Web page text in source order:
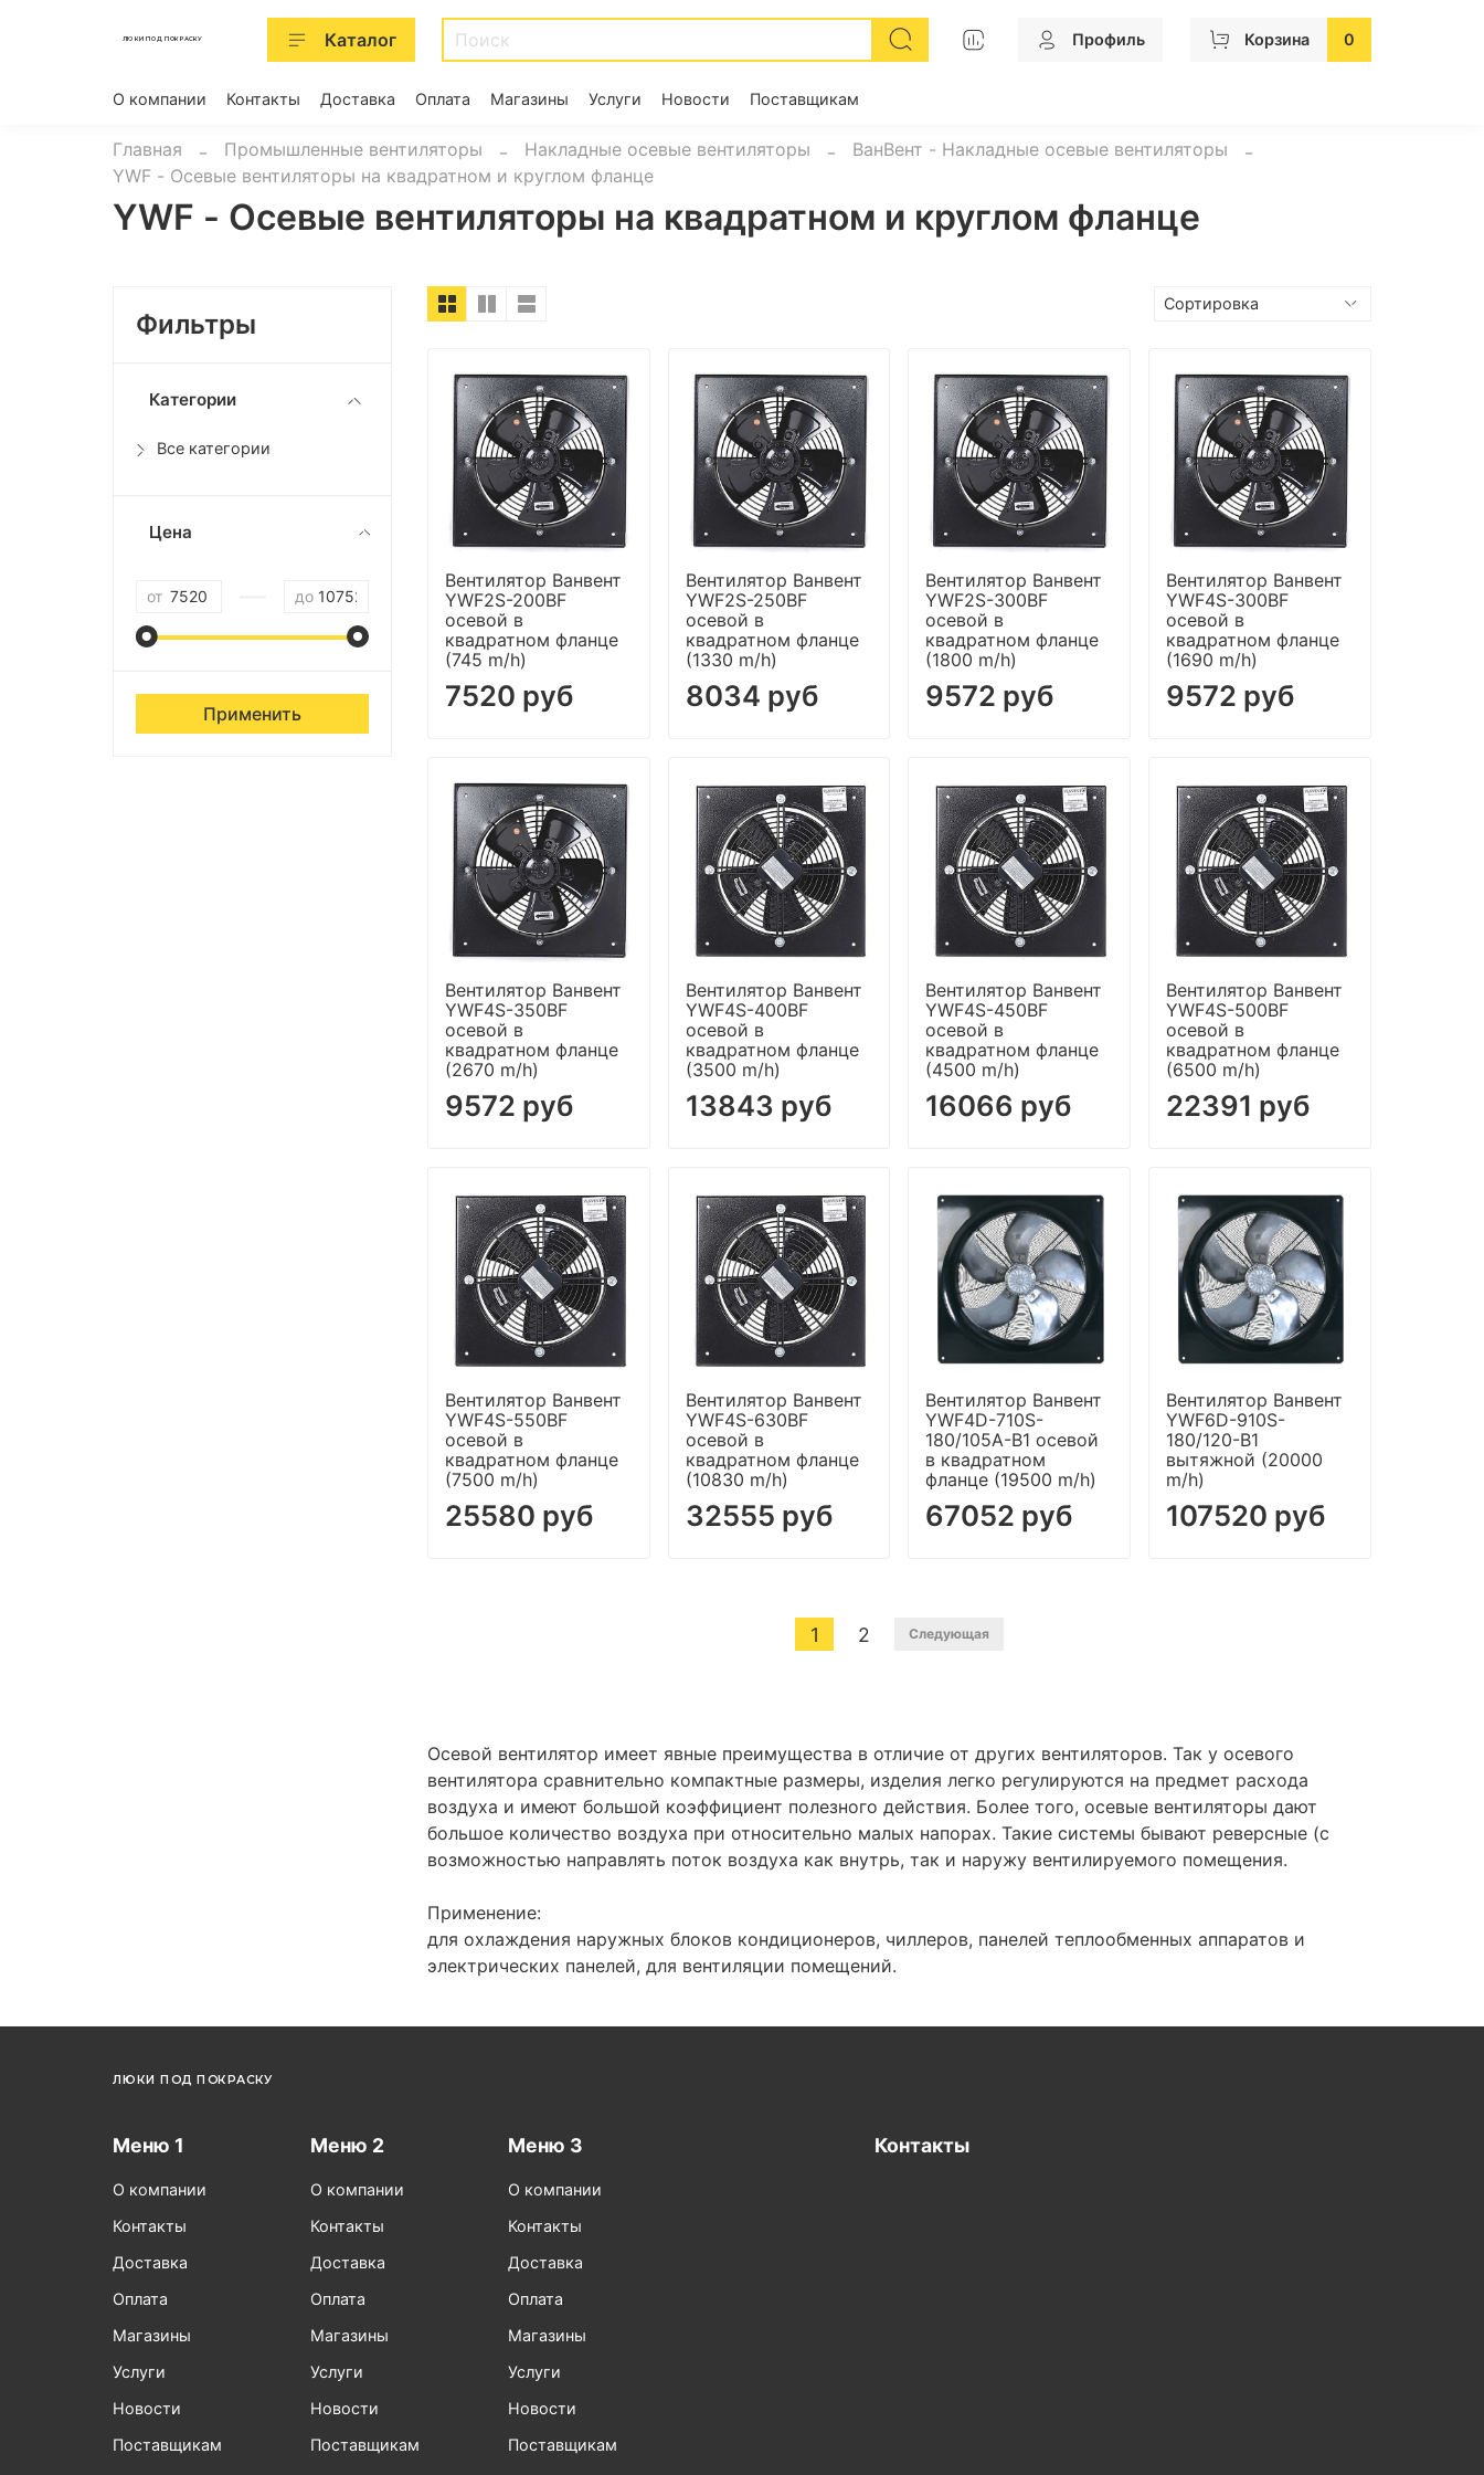
ЛЮКИ ПОД ПОКРАСКУ Каталог Профиль Корзина 0
О компании Контакты Доставка Оплата Магазины Услуги Новости Поставщикам
Главная Промышленные вентиляторы Накладные осевые вентиляторы
ВанВент - Накладные осевые вентиляторы
YWF - Осевые вентиляторы на квадратном и круглом фланце
YWF - Осевые вентиляторы на квадратном и круглом фланце
Вентилятор Ванвент
YWF2S-200BF
осевой в
квадратном фланце
(745 m/h)
7520 руб
Вентилятор Ванвент
YWF2S-250BF
осевой в
квадратном фланце
(1330 m/h)
8034 руб
Вентилятор Ванвент
YWF2S-300BF
осевой в
квадратном фланце
(1800 m/h)
9572 руб
Вентилятор Ванвент
YWF4S-300BF
осевой в
квадратном фланце
(1690 m/h)
9572 руб
Вентилятор Ванвент
YWF4S-350BF
осевой в
квадратном фланце
(2670 m/h)
9572 руб
Вентилятор Ванвент
YWF4S-400BF
осевой в
квадратном фланце
(3500 m/h)
13843 руб
Вентилятор Ванвент
YWF4S-450BF
осевой в
квадратном фланце
(4500 m/h)
16066 руб
Вентилятор Ванвент
YWF4S-500BF
осевой в
квадратном фланце
(6500 m/h)
22391 руб
Вентилятор Ванвент
YWF4S-550BF
осевой в
квадратном фланце
(7500 m/h)
25580 руб
Вентилятор Ванвент
YWF4S-630BF
осевой в
квадратном фланце
(10830 m/h)
32555 руб
Вентилятор Ванвент
YWF4D-710S-
180/105A-B1 осевой
в квадратном
фланце (19500 m/h)
67052 руб
Вентилятор Ванвент
YWF6D-910S-
180/120-B1
вытяжной (20000
m/h)
107520 руб
1 2 Следующая
Осевой вентилятор имеет явные преимущества в отличие от других вентиляторов. Так у осевого
вентилятора сравнительно компактные размеры, изделия легко регулируются на предмет расхода
воздуха и имеют большой коэффициент полезного действия. Более того, осевые вентиляторы дают
большое количество воздуха при относительно малых напорах. Такие системы бывают реверсные (с
возможностью направлять поток воздуха как внутрь, так и наружу вентилируемого помещения.
Применение:
для охлаждения наружных блоков кондиционеров, чиллеров, панелей теплообменных аппаратов и
электрических панелей, для вентиляции помещений.
Фильтры
Категории
Все категории
Цена
от до
Применить
ЛЮКИ ПОД ПОКРАСКУ
Меню 1
О компании
Контакты
Доставка
Оплата
Магазины
Услуги
Новости
Поставщикам
Меню 2
О компании
Контакты
Доставка
Оплата
Магазины
Услуги
Новости
Поставщикам
Меню 3
О компании
Контакты
Доставка
Оплата
Магазины
Услуги
Новости
Поставщикам
Контакты